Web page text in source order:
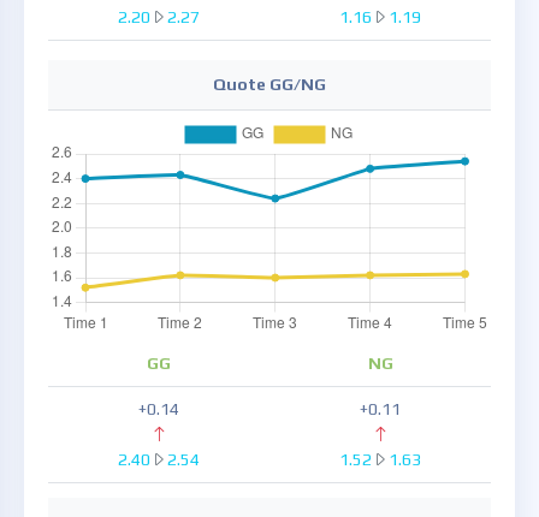
2.20 2.27 1.16 1.19
Quote GG/NG
GG NG
+0.14
2.40 2.54
+0.11
1.52 1.63